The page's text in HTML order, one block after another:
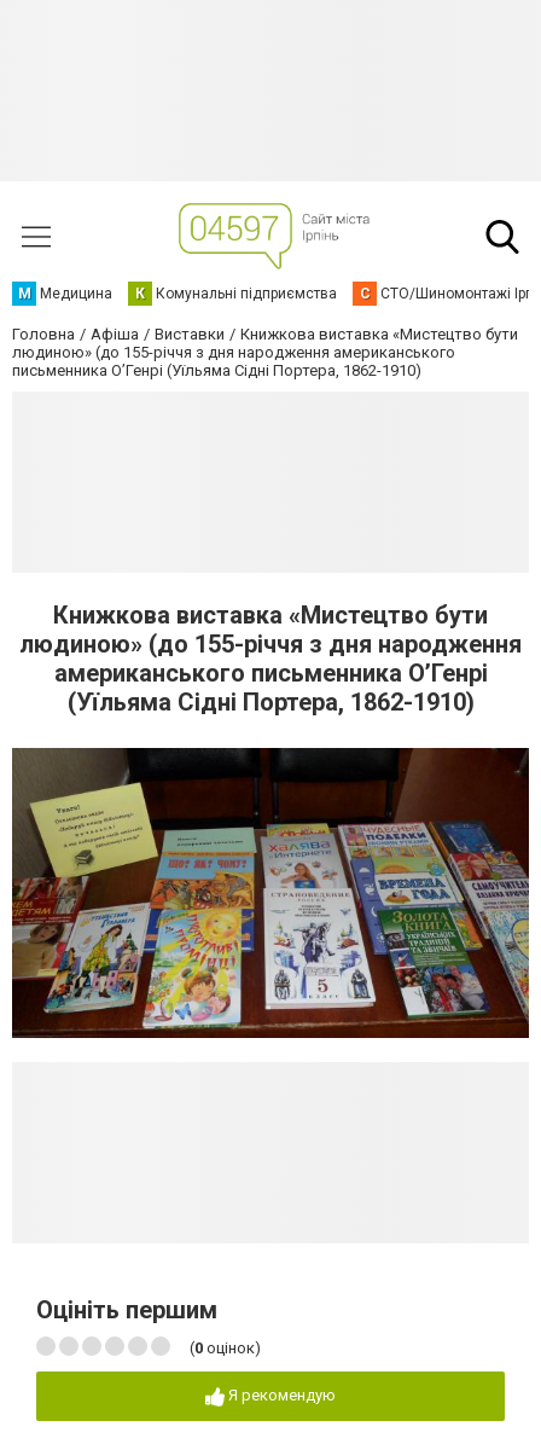
М Медицина К Комунальні підприємства С СТО/Шиномонтажі
Головна Афіша Виставки
Книжкова виставка «Мистецтво бути
людиною» (до 155-річчя з дня народження американського
письменника О’Генрі (Уїльяма Сідні Портера, 1862-1910)
Книжкова виставка «Мистецтво бути
людиною» (до 155-річчя з дня народження
американського письменника О’Генрі
(Уїльяма Сідні Портера, 1862-1910)
Оцініть першим
(0 оцінок)
Я рекомендую